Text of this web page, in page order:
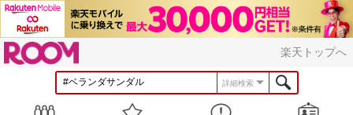
楽天トップへ
詳細検索
見つける お知らせ